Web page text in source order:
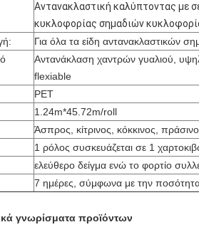
Αντανακλαστική καλύπτοντας με
κυκλοφορίας σημαδιών
Για όλα τα είδη αντανακλαστικών
Αντανάκλαση χαντρών γυαλιού,
flexiable
PET
1.24m*45.72m/roll
Άσπρος, κίτρινος, κόκκινος,
1 ρόλος συσκευάζεται σε 1
ελεύθερο δείγμα ενώ το φορτίο
7 ημέρες, σύμφωνα με την ποσότητα
γνωρίσματα προϊόντων